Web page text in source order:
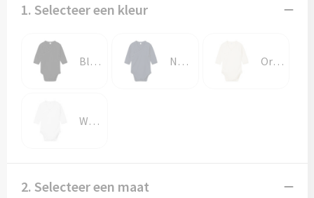
1. Selecteer een kleur
Black Nautical Navy Organic Natural
White
2. Selecteer een maat